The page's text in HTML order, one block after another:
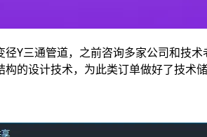
Y三通管道，之前咨询多家公司和技
的设计技术，为此类订单做好了技术储